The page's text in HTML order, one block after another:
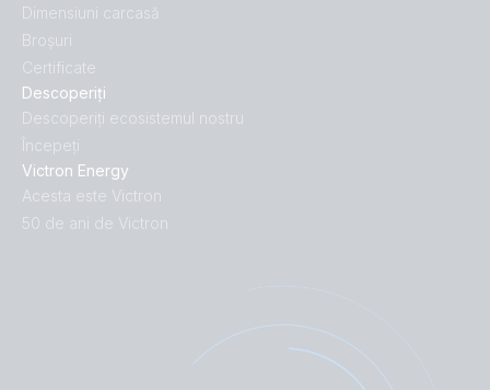
Descoperiți
Descoperiți ecosistemul nostru
Începeți
Victron Energy
Acesta este Victron
50 de ani de Victron
Dimensiuni carcasă
Broșuri
Certificate